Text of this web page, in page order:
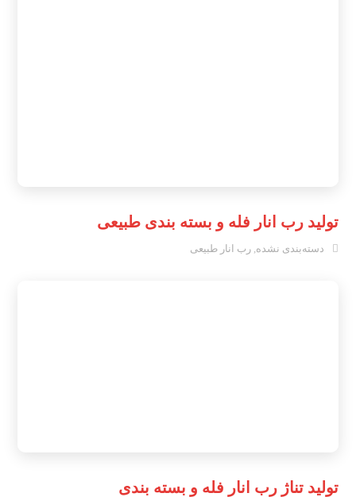
تولید رب انار فله و بسته بندی طبیعی
دسته‌بندی نشده,رب انار طبیعی
تولید تناژ رب انار فله و بسته بندی